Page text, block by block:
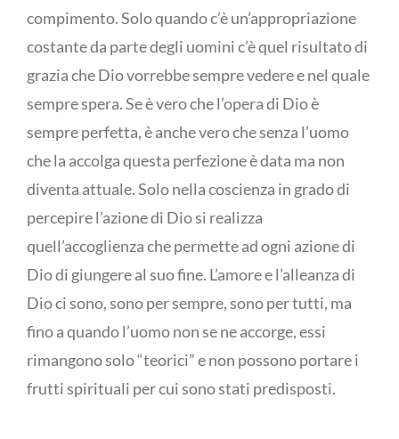
compimento. Solo quando c’è un’appropriazione
costante da parte degli uomini c’è quel risultato di
grazia che Dio vorrebbe sempre vedere e nel quale
sempre spera. Se è vero che l’opera di Dio è
sempre perfetta, è anche vero che senza l’uomo
che la accolga questa perfezione è data ma non
diventa attuale. Solo nella coscienza in grado di
percepire l’azione di Dio si realizza
quell’accoglienza che permette ad ogni azione di
Dio di giungere al suo fine. L’amore e l’alleanza di
Dio ci sono, sono per sempre, sono per tutti, ma
fino a quando l’uomo non se ne accorge, essi
rimangono solo “teorici” e non possono portare i
frutti spirituali per cui sono stati predisposti.